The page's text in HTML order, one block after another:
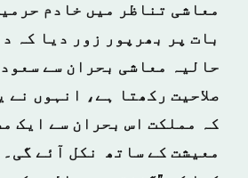
معاشی تناظر میں خادم
بات پر بھرپور زور دیا کہ
حالیہ معاشی بحران سے
صلاحیت رکھتا ہے، انہوں نے
کہ مملکت اس بحران سے ایک
معیشت کے ساتھ نکل آئے